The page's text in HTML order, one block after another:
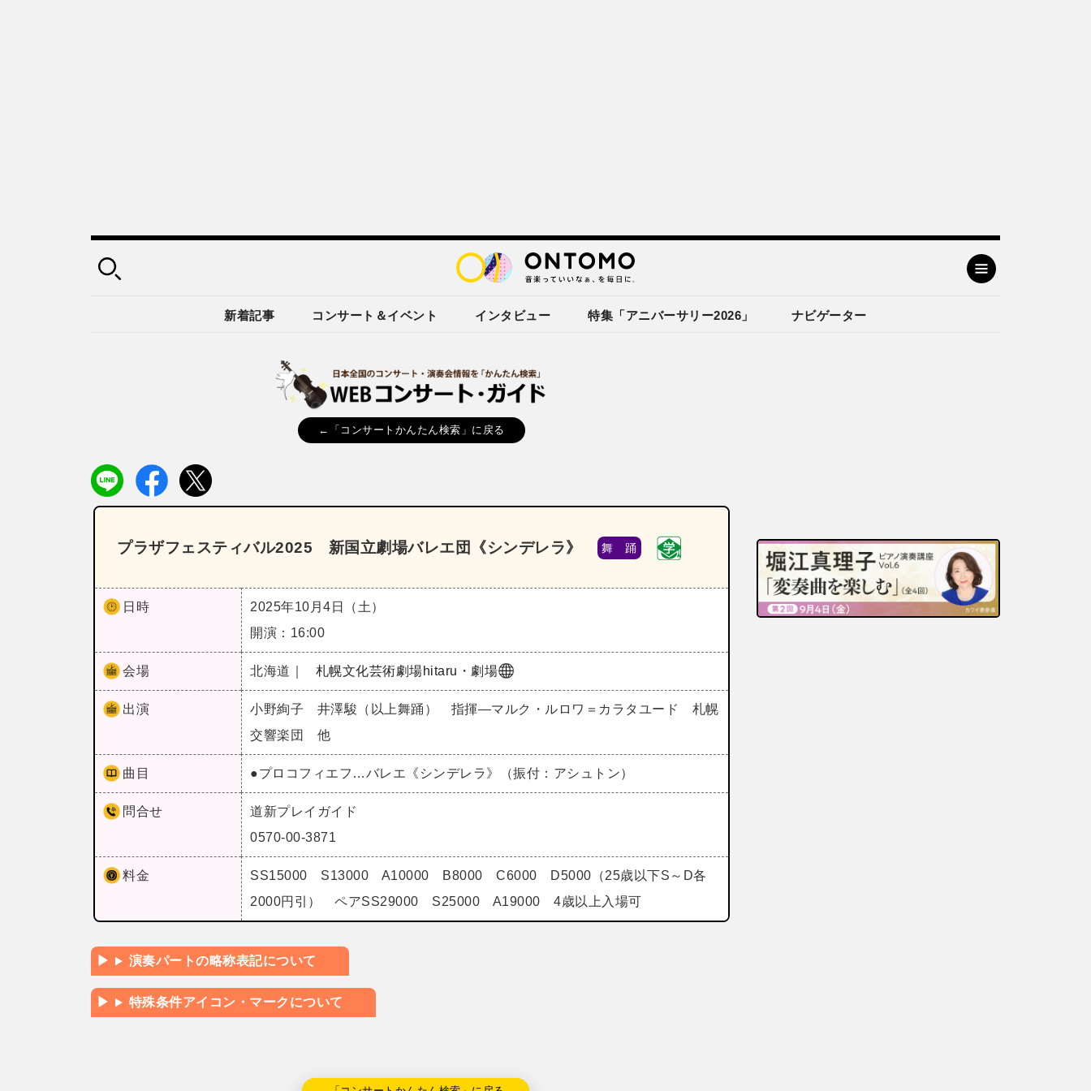
新着記事 コンサート＆イベント インタビュー 特集「アニバーサリー2026」 ナビゲーター
←「コンサートかんたん検索」に戻る
プラザフェスティバル2025 新国立劇場バレエ団《シンデレラ》 舞 踊
日時
2025年10月4日（土）
開演：16:00
会場 北海道｜ 札幌文化芸術劇場hitaru・劇場
出演
小野絢子 井澤駿（以上舞踊） 指揮―マルク・ルロワ＝カラタユード 札幌
交響楽団 他
曲目 ●プロコフィエフ…バレエ《シンデレラ》（振付：アシュトン）
問合せ
道新プレイガイド
0570-00-3871
料金
SS15000 S13000 A10000 B8000 C6000 D5000（25歳以下S～D各
2000円引） ペアSS29000 S25000 A19000 4歳以上入場可
演奏パートの略称表記について
特殊条件アイコン・マークについて